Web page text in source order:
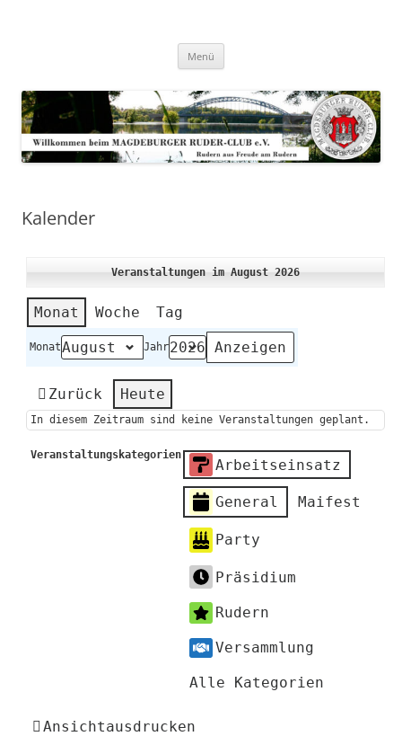
Menü
Kalender
Veranstaltungen im August 2026
Monat Woche Tag
Monat Jahr
Zurück Heute
In diesem Zeitraum sind keine Veranstaltungen geplant.
Veranstaltungskategorien
Arbeitseinsatz
General Maifest
Party
Präsidium
Rudern
Versammlung
Alle Kategorien
Ansichtausdrucken